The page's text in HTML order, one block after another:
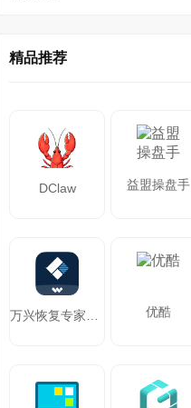
精品推荐
DClaw 益盟操盘手
优酷